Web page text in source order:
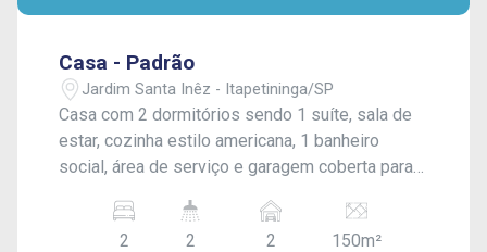
Casa - Padrão
Jardim Santa Inêz - Itapetininga/SP
Casa com 2 dormitórios sendo 1 suíte, sala de
estar, cozinha estilo americana, 1 banheiro
social, área de serviço e garagem coberta para 2
porcelanato, mármore e blindex.
2
2
2
150m²